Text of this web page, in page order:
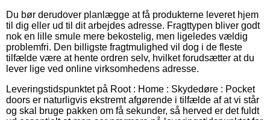
Du bør derudover planlægge at få produkterne leveret hjem
til dig eller ud til dit arbejdes adresse. Fragttypen bliver godt
nok en lille smule mere bekostelig, men ligeledes vældig
problemfri. Den billigste fragtmulighed vil dog i de fleste
tilfælde være at hente ordren selv, hvilket forudsætter at du
lever lige ved online virksomhedens adresse.
Leveringstidspunktet på Root : Home : Skydedøre : Pocket
doors er naturligvis ekstremt afgørende i tilfælde af at vi står
og skal bruge pakken om få sekunder, så herved er det fuldt